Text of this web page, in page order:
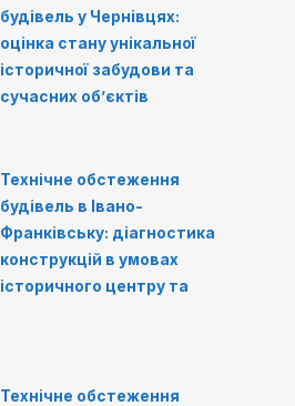
будівель у Чернівцях:
оцінка стану унікальної
історичної забудови та
сучасних об’єктів
Технічне обстеження
будівель в Івано-
Франківську: діагностика
конструкцій в умовах
історичного центру та
Технічне обстеження